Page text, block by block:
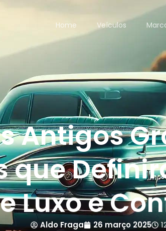
Home Veículos
Antigos
que
Luxo e
Aldo Fraga 26 março 2025